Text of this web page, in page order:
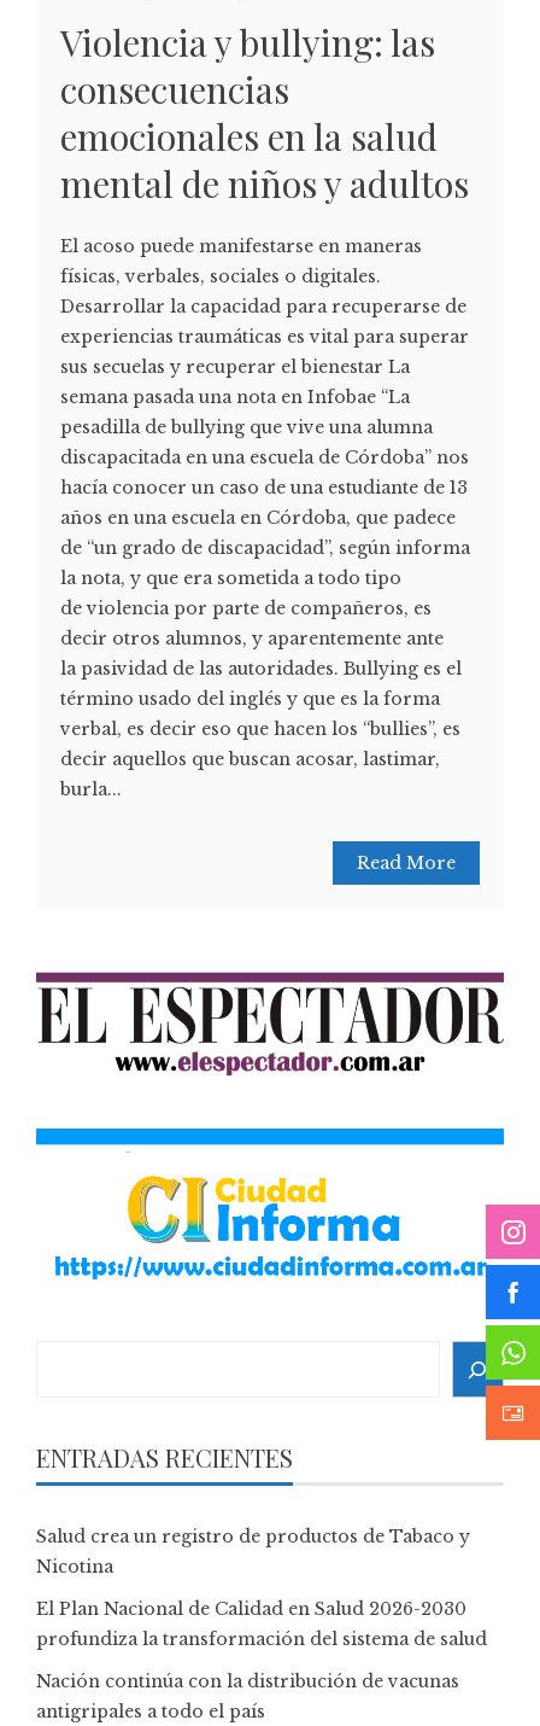
Violencia y bullying: las
consecuencias
emocionales en la salud
mental de niños y adultos
El acoso puede manifestarse en maneras
físicas, verbales, sociales o digitales.
Desarrollar la capacidad para recuperarse de
experiencias traumáticas es vital para superar
sus secuelas y recuperar el bienestar La
semana pasada una nota en Infobae “La
pesadilla de bullying que vive una alumna
discapacitada en una escuela de Córdoba” nos
hacía conocer un caso de una estudiante de 13
años en una escuela en Córdoba, que padece
de “un grado de discapacidad”, según informa
la nota, y que era sometida a todo tipo
de violencia por parte de compañeros, es
decir otros alumnos, y aparentemente ante
la pasividad de las autoridades. Bullying es el
término usado del inglés y que es la forma
verbal, es decir eso que hacen los “bullies”, es
decir aquellos que buscan acosar, lastimar,
burla...
Read More
ENTRADAS RECIENTES
Salud crea un registro de productos de Tabaco y
Nicotina
El Plan Nacional de Calidad en Salud 2026-2030
profundiza la transformación del sistema de salud
Nación continúa con la distribución de vacunas
antigripales a todo el país